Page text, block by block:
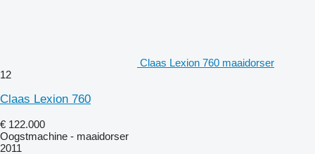
Claas Lexion 760 maaidorser
12
Claas Lexion 760
€ 122.000
Oogstmachine - maaidorser
2011